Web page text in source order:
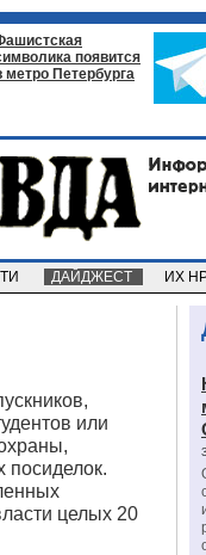
появится
метро Петербурга
ДАЙДЖЕСТ ИХ
или
посиделок.
целых 20